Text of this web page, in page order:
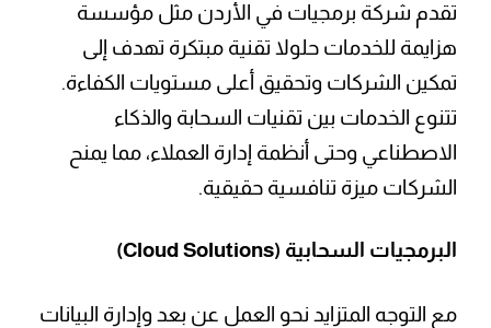
تقدم شركة برمجيات في الأردن مثل مؤسسة
هزايمة للخدمات حلولا تقنية مبتكرة تهدف إلى
تمكين الشركات وتحقيق أعلى مستويات الكفاءة.
تتنوع الخدمات بين تقنيات السحابة والذكاء
الاصطناعي وحتى أنظمة إدارة العملاء، مما يمنح
الشركات ميزة تنافسية حقيقية.
البرمجيات السحابية (Cloud Solutions)
مع التوجه المتزايد نحو العمل عن بعد وإدارة البيانات